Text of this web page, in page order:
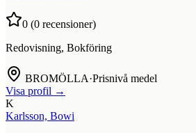
0 (0 recensioner)
Redovisning, Bokföring
BROMÖLLA·Prisnivå medel
Visa profil →
K
Karlsson, Bowi